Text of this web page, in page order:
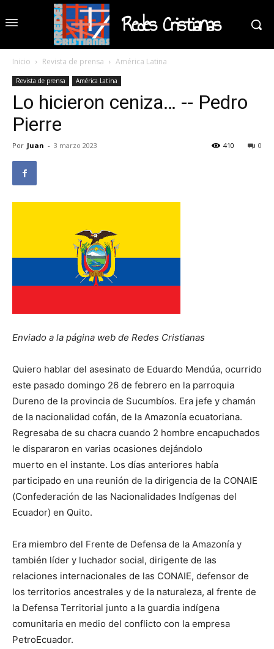
Redes Cristianas
Inicio Revista de prensa América Latina
Revista de prensa América Latina
Lo hicieron ceniza… -- Pedro
Pierre
Por Juan - 3 marzo 2023 0
410
Enviado a la página web de Redes Cristianas
Quiero hablar del asesinato de Eduardo Mendúa, ocurrido
este pasado domingo 26 de febrero en la parroquia
Dureno de la provincia de Sucumbíos. Era jefe y chamán
de la nacionalidad cofán, de la Amazonía ecuatoriana.
Regresaba de su chacra cuando 2 hombre encapuchados
le dispararon en varias ocasiones dejándolo
muerto en el instante. Los días anteriores había
participado en una reunión de la dirigencia de la CONAIE
(Confederación de las Nacionalidades Indígenas del
Ecuador) en Quito.
Era miembro del Frente de Defensa de la Amazonía y
también líder y luchador social, dirigente de las
relaciones internacionales de las CONAIE, defensor de
los territorios ancestrales y de la naturaleza, al frente de
la Defensa Territorial junto a la guardia indígena
comunitaria en medio del conflicto con la empresa
PetroEcuador.